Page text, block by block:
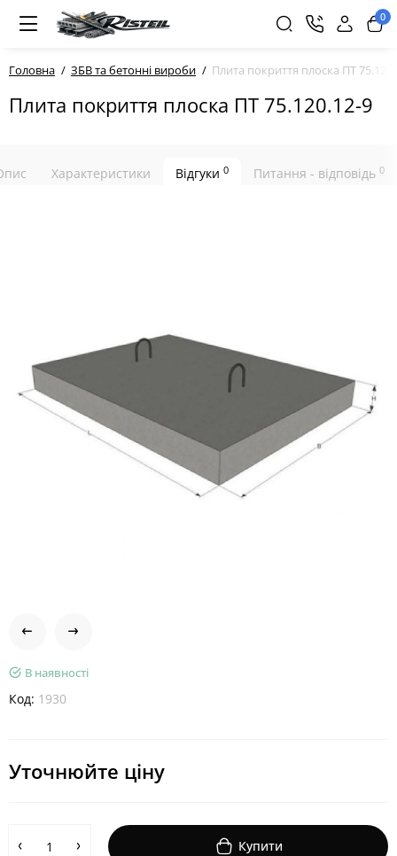
0
Головна ЗБВ та бетонні вироби Плита покриття плоска ПТ
Плита покриття плоска ПТ 75.120.12-9
Характеристики Відгуки 0 Питання - відповідь 0
В наявності
Код: 1930
Уточнюйте ціну
Купити